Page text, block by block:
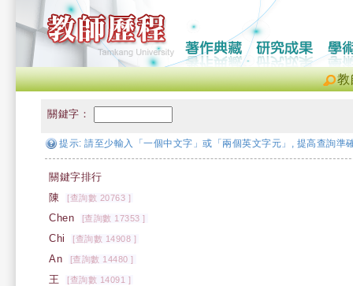
教
關鍵字：
提示: 請至少輸入「一個中文字」或「兩個英文字元」, 提高查詢準
關鍵字排行
陳
[查詢數 20763 ]
Chen [查詢數 17353 ]
Chi [查詢數 14908 ]
An [查詢數 14480 ]
王 [查詢數 14091 ]